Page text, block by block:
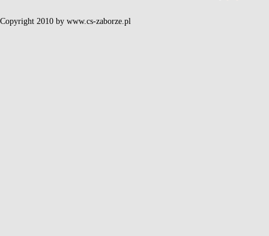
Copyright 2010 by www.cs-zaborze.pl